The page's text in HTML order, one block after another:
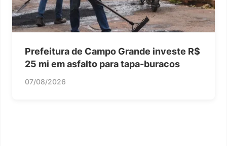
Prefeitura de Campo Grande investe R$
25 mi em asfalto para tapa-buracos
07/08/2026